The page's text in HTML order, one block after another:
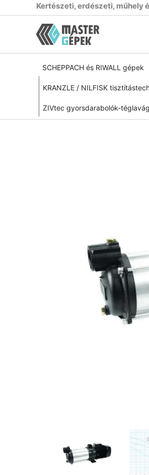
Kertészeti, erdészeti, műhely
SCHEPPACH és RIWALL gépek
KRANZLE / NILFISK
ZIVtec gyorsdarabolók-